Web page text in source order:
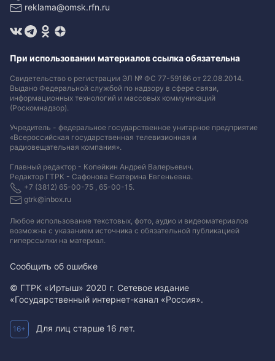
reklama@omsk.rfn.ru
При использовании материалов ссылка обязательна
Свидетельство о регистрации ЭЛ № ФС 77-59166 от 22.08.2014.
Выдано Федеральной службой по надзору в сфере связи,
информационных технологий и массовых коммуникаций
(Роскомнадзор).
Учредитель - федеральное государственное унитарное предприятие
«Всероссийская государственная телевизионная и
радиовещательная компания».
Главный редактор - Копейкин Андрей Валерьевич.
Редактор ГТРК - Сафонова Екатерина Евгеньевна.
+7 (3812) 65-00-75 , 65-00-15.
gtrk@inbox.ru
Любое использование текстовых, фото, аудио и видеоматериалов
возможна с указанием источника с обязательной публикацией
гиперссылки на материал.
Сообщить об ошибке
© ГТРК «Иртыш» 2020 г. Сетевое издание
«Государственный интернет-канал «Россия».
16+ Для лиц старше 16 лет.